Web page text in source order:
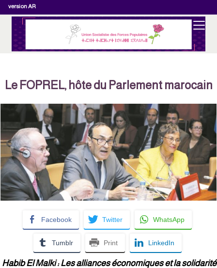
version AR
Le FOPREL, hôte du Parlement marocain
Facebook Twitter WhatsApp
Tumblr Print LinkedIn
Habib El Malki : Les alliances économiques et la